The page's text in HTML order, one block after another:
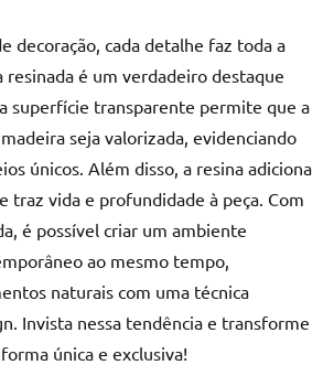
decoração, cada detalhe faz toda a
resinada é um verdadeiro destaque
superfície transparente permite que a
seja valorizada, evidenciando
únicos. Além disso, a resina adiciona
traz vida e profundidade à peça. Com
é possível criar um ambiente
ao mesmo tempo,
naturais com uma técnica
Invista nessa tendência e transforme
única e exclusiva!